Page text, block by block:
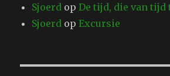
Sjoerd opDe tijd, die van
Sjoerd opExcursie